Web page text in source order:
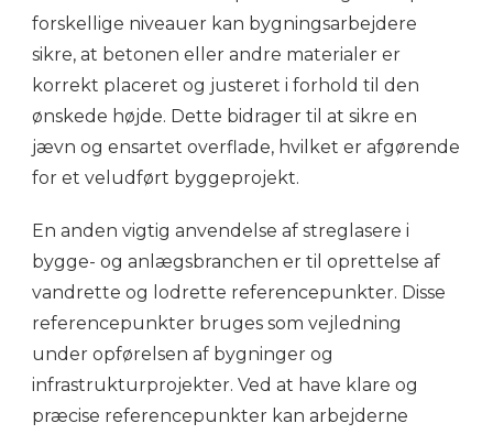
forskellige niveauer kan bygningsarbejdere
sikre, at betonen eller andre materialer er
korrekt placeret og justeret i forhold til den
ønskede højde. Dette bidrager til at sikre en
jævn og ensartet overflade, hvilket er afgørende
for et veludført byggeprojekt.
En anden vigtig anvendelse af streglasere i
bygge- og anlægsbranchen er til oprettelse af
vandrette og lodrette referencepunkter. Disse
referencepunkter bruges som vejledning
under opførelsen af bygninger og
infrastrukturprojekter. Ved at have klare og
præcise referencepunkter kan arbejderne